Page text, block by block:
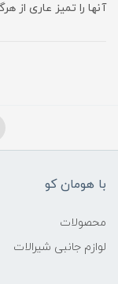
آنها را تمیز عاری از
با هومان کو
محصولات
لوازم جانبی شیرالات